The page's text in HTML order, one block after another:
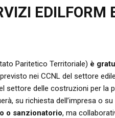
EDILFORM
Paritetico Territoriale) è
nei CCNL del settore
settore delle costruzioni per la
su richiesta dell’impresa o
o sanzionatorio, ma